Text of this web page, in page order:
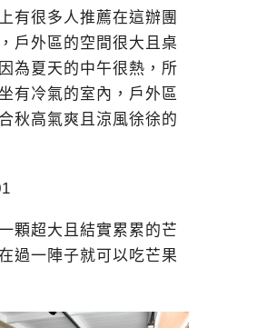
有很多人推薦在這辦團
戶外區的空間很大且桌
為夏天的中午很熱，所
有冷氣的室內，戶外區
秋高氣爽且涼風徐徐的
顆超大且結實累累的芒
過一陣子就可以吃芒果